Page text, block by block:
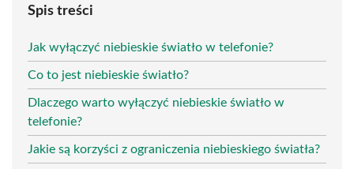
Spis treści
Jak wyłączyć niebieskie światło w telefonie?
Co to jest niebieskie światło?
Dlaczego warto wyłączyć niebieskie światło w
telefonie?
Jakie są korzyści z ograniczenia niebieskiego światła?